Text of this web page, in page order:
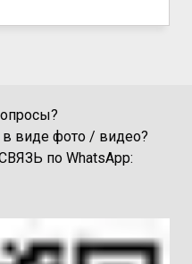
в виде фото / видео?
по WhatsApp: